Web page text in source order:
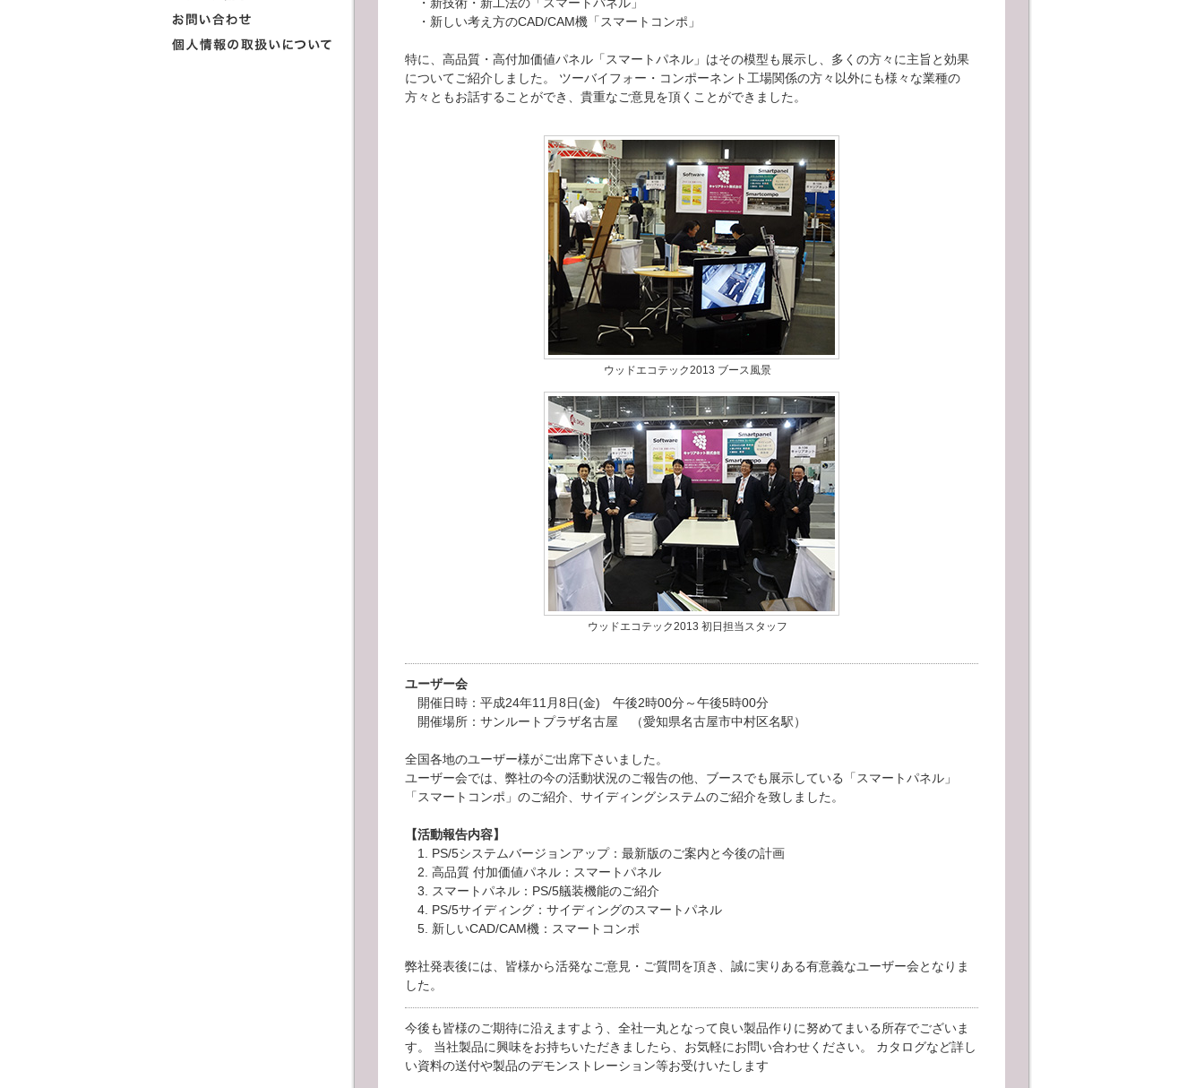
・新技術・新工法の「スマートパネル」
・新しい考え方のCAD/CAM機「スマートコンポ」
特に、高品質・高付加価値パネル「スマートパネル」はその模型も展示し、多くの方々に主旨と効果
についてご紹介しました。 ツーバイフォー・コンポーネント工場関係の方々以外にも様々な業種の
方々ともお話することができ、貴重なご意見を頂くことができました。
ウッドエコテック2013 ブース風景
ウッドエコテック2013 初日担当スタッフ
ユーザー会
開催日時：平成24年11月8日(金) 午後2時00分～午後5時00分
開催場所：サンルートプラザ名古屋 （愛知県名古屋市中村区名駅）
全国各地のユーザー様がご出席下さいました。
ユーザー会では、弊社の今の活動状況のご報告の他、ブースでも展示している「スマートパネル」
「スマートコンポ」のご紹介、サイディングシステムのご紹介を致しました。
【活動報告内容】
1. PS/5システムバージョンアップ：最新版のご案内と今後の計画
2. 高品質 付加価値パネル：スマートパネル
3. スマートパネル：PS/5艤装機能のご紹介
4. PS/5サイディング：サイディングのスマートパネル
5. 新しいCAD/CAM機：スマートコンポ
弊社発表後には、皆様から活発なご意見・ご質問を頂き、誠に実りある有意義なユーザー会となりま
した。
今後も皆様のご期待に沿えますよう、全社一丸となって良い製品作りに努めてまいる所存でございま
す。 当社製品に興味をお持ちいただきましたら、お気軽にお問い合わせください。 カタログなど詳し
い資料の送付や製品のデモンストレーション等お受けいたします